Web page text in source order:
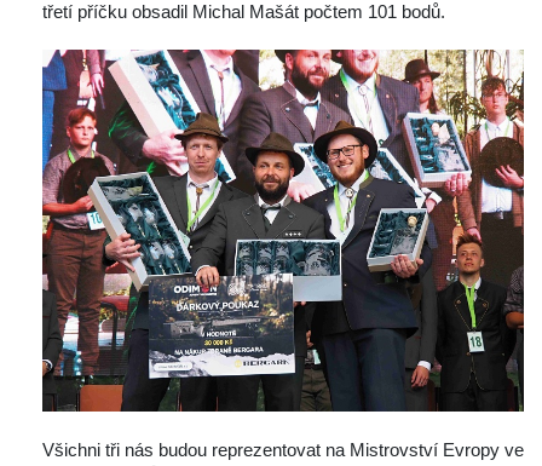
třetí příčku obsadil Michal Mašát počtem 101 bodů.
Všichni tři nás budou reprezentovat na Mistrovství Evropy ve